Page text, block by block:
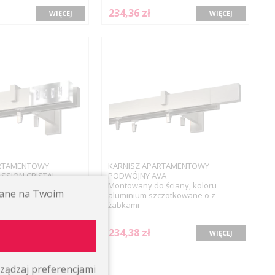
WIĘCEJ 234,36 zł WIĘCEJ
CRISTAL
o z
KARNISZ APARTAMENTOWY
PODWÓJNY AVA
Montowany do ściany, koloru
aluminium szczotkowane o z
żabkami
234,38 zł WIĘCEJ
na Twoim
preferencjami